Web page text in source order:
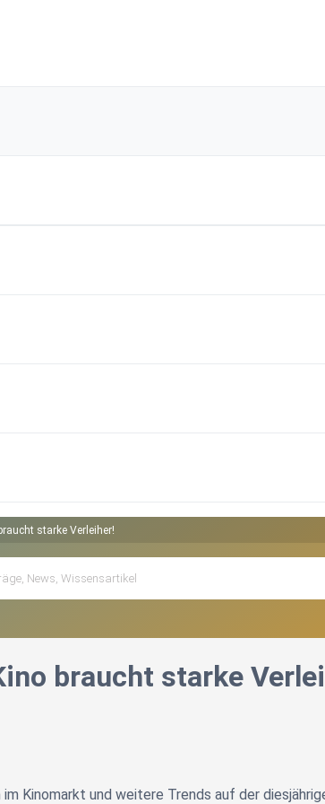
starke Verleiher!
braucht starke
Kinomarkt und weitere Trends auf der